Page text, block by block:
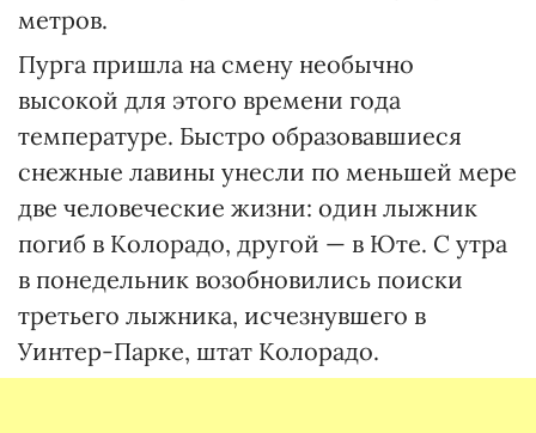
метров.
Пурга пришла на смену необычно
высокой для этого времени года
температуре. Быстро образовавшиеся
снежные лавины унесли по меньшей мере
две человеческие жизни: один лыжник
погиб в Колорадо, другой — в Юте. С утра
в понедельник возобновились поиски
третьего лыжника, исчезнувшего в
Уинтер-Парке, штат Колорадо.